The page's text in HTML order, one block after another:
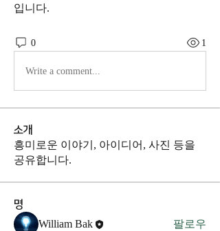
입니다.
0 1
Write a comment...
소개
흥미로운 이야기, 아이디어, 사진 등을
공유합니다.
명
William Bak
팔로우